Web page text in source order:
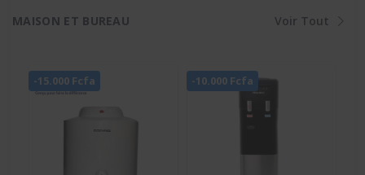
Ceramique Et 1 Cuill. -
MAISON ET BUREAU Voir Tout
-15.000 Fcfa -10.000 Fcfa